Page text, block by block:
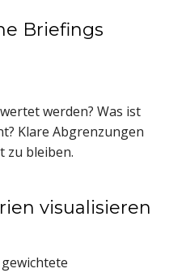
Briefings
werden? Was ist
Klare Abgrenzungen
zu bleiben.
visualisieren